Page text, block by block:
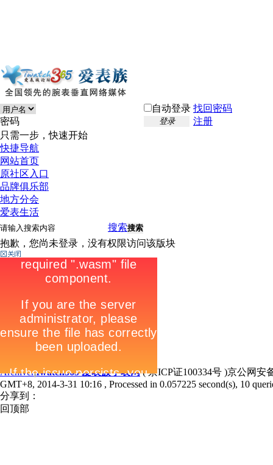
自动登录 找回密码
密码
登录
注册
只需一步，快速开始
快捷导航
网站首页
原社区入口
品牌俱乐部
地方分会
爱表生活
搜索搜索
抱歉，您尚未登录，没有权限访问该版块
Archiver|Iwatch365 爱表族手表网( 京ICP证100334号 )京公网安
GMT+8, 2014-3-31 10:16 , Processed in 0.057225 second(s), 10
分享到：
回顶部